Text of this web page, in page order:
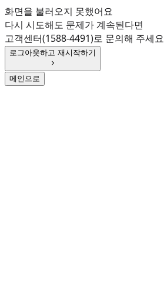
화면을 불러오지 못했어요
다시 시도해도 문제가 계속된다면
고객센터(1588-4491)로 문의해 주세요
로그아웃하고 재시작하기
메인으로